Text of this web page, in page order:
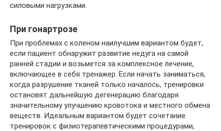
силовыми нагрузками.
При гонартрозе
При проблемах с коленом наилучшим вариантом будет,
если пациент обнаружит развитие недуга на самой
ранней стадии и возьмется за комплексное лечение,
включающее в себя тренажер. Если начать заниматься,
когда разрушение тканей только началось, тренировки
остановят дальнейшую дегенерацию благодаря
значительному улучшению кровотока и местного обмена
веществ. Идеальным вариантом будет сочетание
тренировок с физиотерапевтическими процедурами,